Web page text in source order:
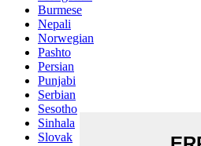
Burmese
Nepali
Norwegian
Pashto
Persian
Punjabi
Serbian
Sesotho
Sinhala
Slovak